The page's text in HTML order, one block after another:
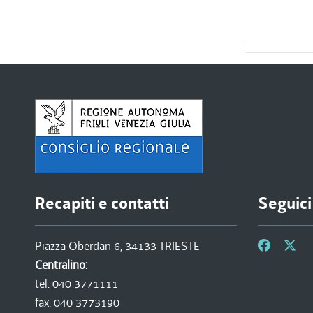
Recapiti e contatti
Piazza Oberdan 6, 34133 TRIESTE
Centralino:
tel. 040 3771111
fax. 040 3773190